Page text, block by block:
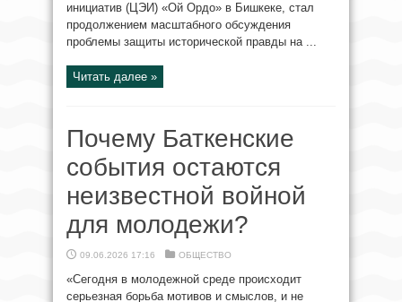
инициатив (ЦЭИ) «Ой Ордо» в Бишкеке, стал
продолжением масштабного обсуждения
проблемы защиты исторической правды на ...
Читать далее »
Почему Баткенские
события остаются
неизвестной войной
для молодежи?
09.06.2026 17:16 ОБЩЕСТВО
«Сегодня в молодежной среде происходит
серьезная борьба мотивов и смыслов, и не